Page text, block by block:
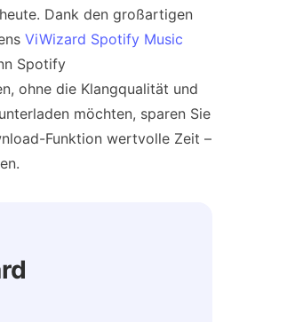
Dank den großartigen
ViWizard Spotify Music
Spotify
ohne die Klangqualität und
möchten, sparen Sie
Funktion wertvolle Zeit –